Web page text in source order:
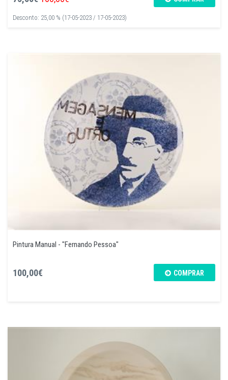
Desconto: 25,00 % (17-05-2023 / 17-05-2023)
Pintura Manual - "Fernando Pessoa"
100,00€ COMPRAR